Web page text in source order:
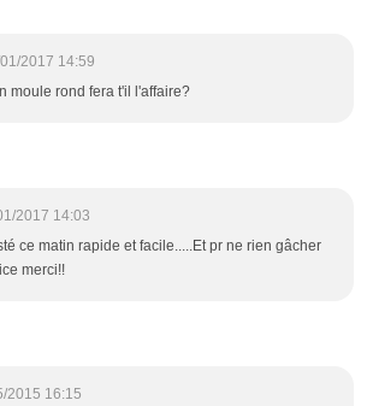
2017 14:59
moule rond fera t'il l'affaire?
2017 14:03
ce matin rapide et facile.....Et pr ne rien gâcher
merci!!
2015 16:15